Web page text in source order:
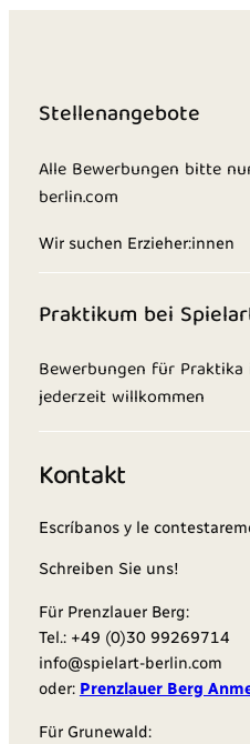
Stellenangebote
Alle Bewerbungen bitte
berlin.com
Wir suchen Erzieher:innen
Praktikum bei
Bewerbungen für
jederzeit willkommen
Kontakt
Escríbanos y le
Schreiben Sie uns!
Für Prenzlauer Berg:
Tel.: +49 (0)30 99269714
info@spielart-berlin.com
oder: Prenzlauer Berg
Für Grunewald: